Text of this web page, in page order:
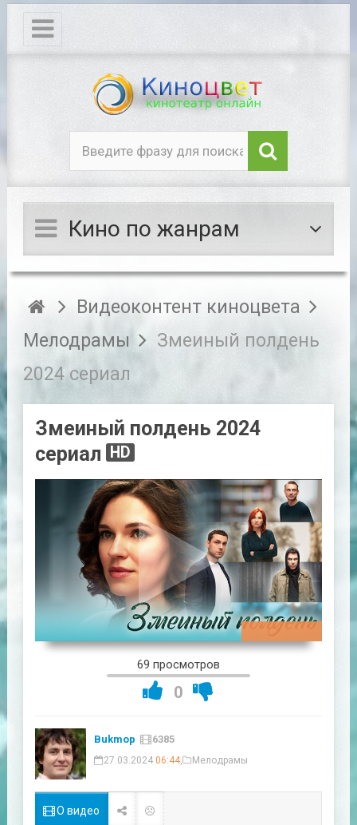
Кино по жанрам
Видеоконтент киноцвета
Мелодрамы
Змеиный полдень
2024 сериал
Змеиный полдень 2024
сериал
HD
69 просмотров
0
Bukmop 6385
27.03.2024 06:44, Мелодрамы
О видео